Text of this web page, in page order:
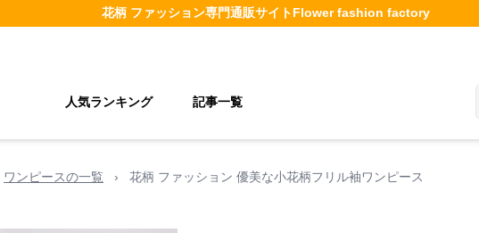
花柄 ファッション専門通販サイトFlower fashion factory
人気ランキング 記事一覧
ワンピースの一覧 › 花柄 ファッション 優美な小花柄フリル袖ワンピース